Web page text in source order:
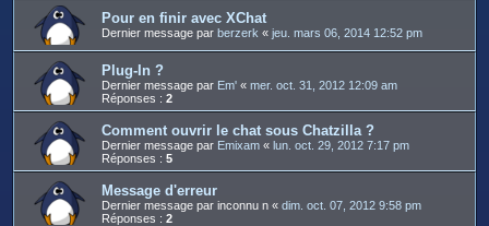
Pour en finir avec XChat
Dernier message par berzerk « jeu. mars 06, 2014 12:52 pm
Plug-In ?
Dernier message par Em' « mer. oct. 31, 2012 12:09 am
Réponses : 2
Comment ouvrir le chat sous Chatzilla ?
Dernier message par Emixam « lun. oct. 29, 2012 7:17 pm
Réponses : 5
Message d'erreur
Dernier message par inconnu n « dim. oct. 07, 2012 9:58 pm
Réponses : 2